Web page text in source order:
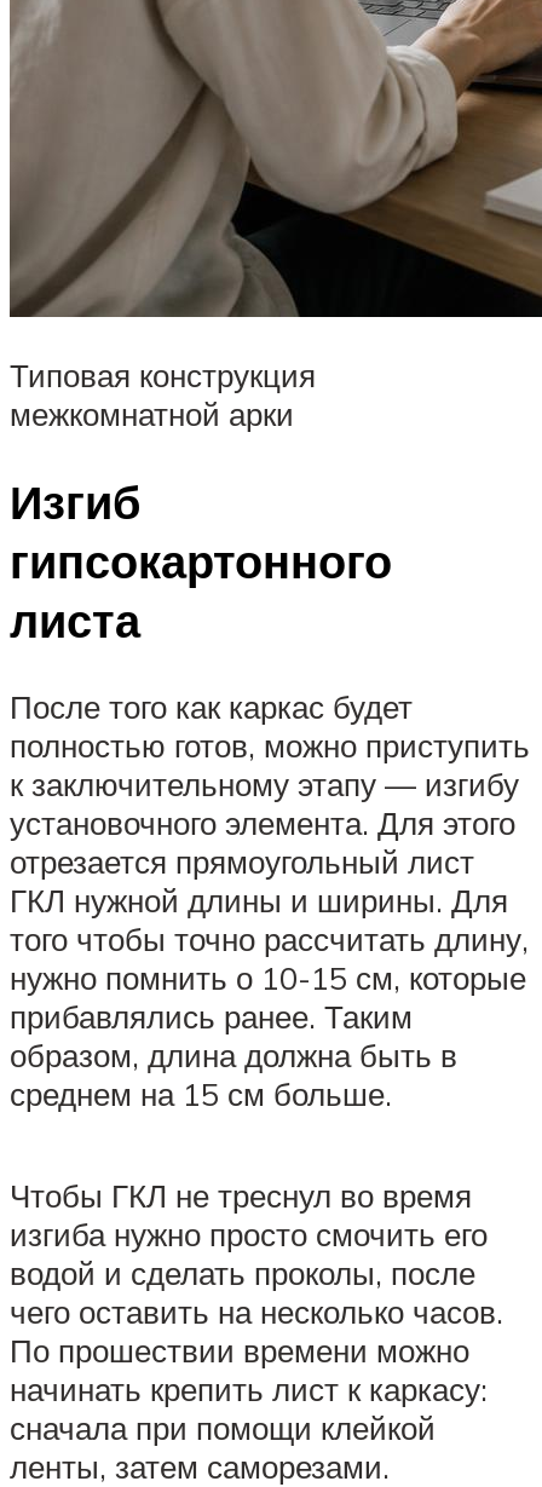
Типовая конструкция
межкомнатной арки
Изгиб
гипсокартонного
листа
После того как каркас будет
полностью готов, можно приступить
к заключительному этапу — изгибу
установочного элемента. Для этого
отрезается прямоугольный лист
ГКЛ нужной длины и ширины. Для
того чтобы точно рассчитать длину,
нужно помнить о 10-15 см, которые
прибавлялись ранее. Таким
образом, длина должна быть в
среднем на 15 см больше.
Чтобы ГКЛ не треснул во время
изгиба нужно просто смочить его
водой и сделать проколы, после
чего оставить на несколько часов.
По прошествии времени можно
начинать крепить лист к каркасу:
сначала при помощи клейкой
ленты, затем саморезами.